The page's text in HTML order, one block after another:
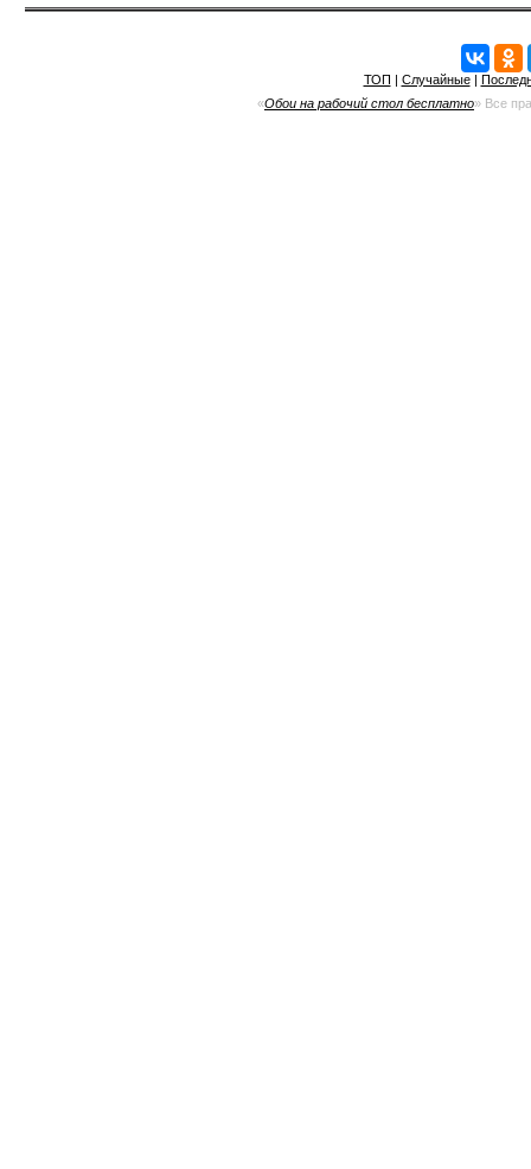
ТОП | Случайные|
«Обои на рабочий стол бесплатно» Все